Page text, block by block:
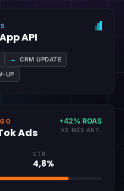
API
→ CRM UPDATE
UP
Ads
+42% ROAS
VS MÊS ANT.
CTR
4,8%